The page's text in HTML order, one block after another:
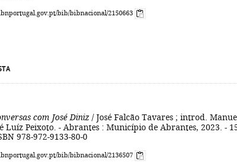
bib/bibnacional/2150663
com José Diniz / José Falcão Tavares ; introd.
Luíz Peixoto. - Abrantes : Município de Abrantes, 2023. -
978-972-9133-80-0
bib/bibnacional/2136507